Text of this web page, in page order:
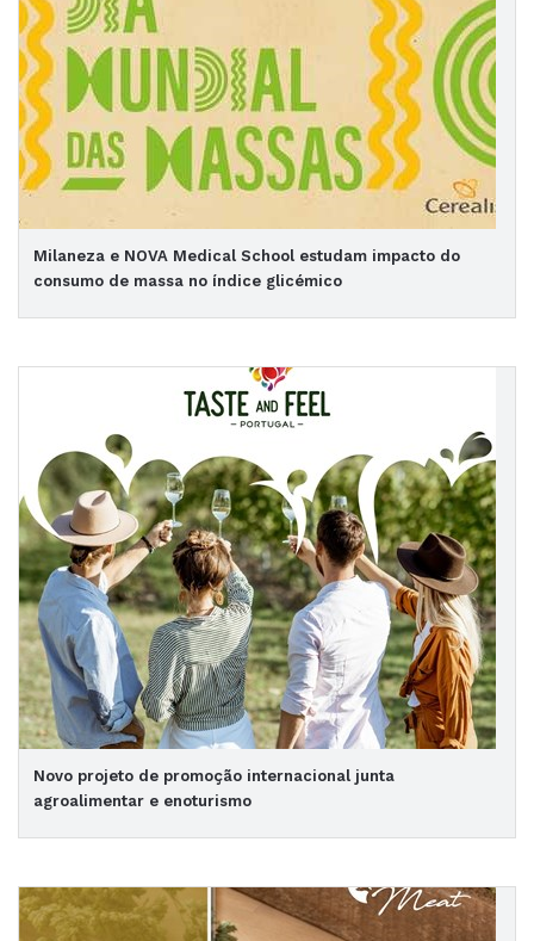
Milaneza e NOVA Medical School estudam impacto do
consumo de massa no índice glicémico
Novo projeto de promoção internacional junta
agroalimentar e enoturismo